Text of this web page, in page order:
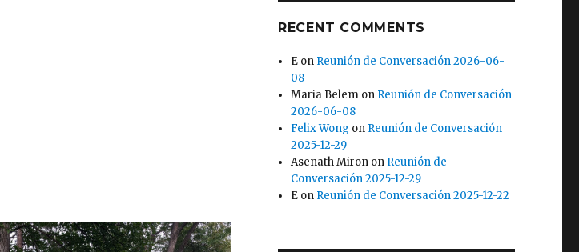
RECENT COMMENTS
E on Reunión de Conversación 2026-06-
08
Maria Belem on Reunión de Conversación
2026-06-08
Felix Wong on Reunión de Conversación
2025-12-29
Asenath Miron on Reunión de
Conversación 2025-12-29
E on Reunión de Conversación 2025-12-22